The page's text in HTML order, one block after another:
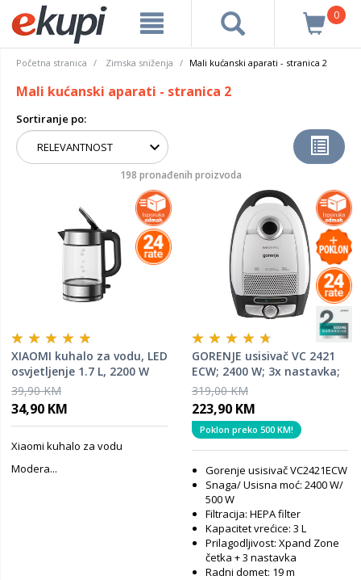
0
Početna stranica Zimska sniženja Mali kućanski aparati - stranica 2
Mali kućanski aparati - stranica 2
Sortiranje po:
198 pronađenih proizvoda
XIAOMI kuhalo za vodu, LED
osvjetljenje 1.7 L, 2200 W
39,90 KM
34,90 KM
Xiaomi kuhalo za vodu
Modera...
GORENJE usisivač VC 2421
ECW; 2400 W; 3x nastavka;
XpandZone četka; HEPA
filtracija
319,00 KM
223,90 KM
Poklon preko 500 KM!
Gorenje usisivač VC2421ECW
Snaga/ Usisna moć: 2400 W/
500 W
Filtracija: HEPA filter
Kapacitet vrećice: 3 L
Prilagodljivost: Xpand Zone
četka + 3 nastavka
Radni domet: 19 m